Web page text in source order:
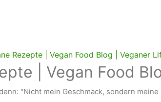
| Vegan Food
"Nicht mein Geschmack, sondern